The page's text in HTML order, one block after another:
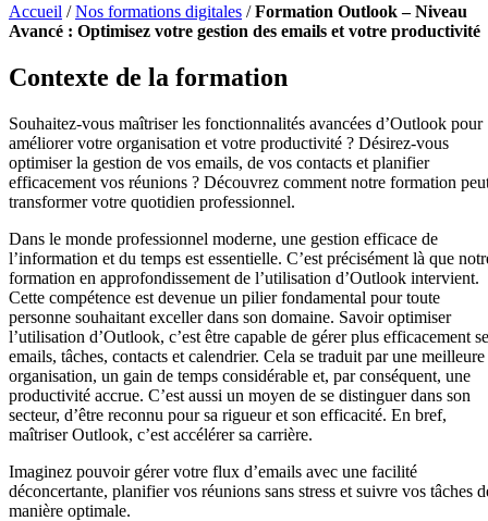
Accueil /Nos formations digitales /Formation Outlook – Niveau
Avancé : Optimisez votre gestion des emails et votre productivité
Contexte de la formation
Souhaitez-vous maîtriser les fonctionnalités avancées d’Outlook pour
améliorer votre organisation et votre productivité ? Désirez-vous
optimiser la gestion de vos emails, de vos contacts et planifier
efficacement vos réunions ? Découvrez comment notre formation
transformer votre quotidien professionnel.
Dans le monde professionnel moderne, une gestion efficace de
l’information et du temps est essentielle. C’est précisément là que
formation en approfondissement de l’utilisation d’Outlook intervient.
Cette compétence est devenue un pilier fondamental pour toute
personne souhaitant exceller dans son domaine. Savoir optimiser
l’utilisation d’Outlook, c’est être capable de gérer plus efficacement
emails, tâches, contacts et calendrier. Cela se traduit par une meilleure
organisation, un gain de temps considérable et, par conséquent, une
productivité accrue. C’est aussi un moyen de se distinguer dans son
secteur, d’être reconnu pour sa rigueur et son efficacité. En bref,
maîtriser Outlook, c’est accélérer sa carrière.
Imaginez pouvoir gérer votre flux d’emails avec une facilité
déconcertante, planifier vos réunions sans stress et suivre vos tâches
manière optimale.